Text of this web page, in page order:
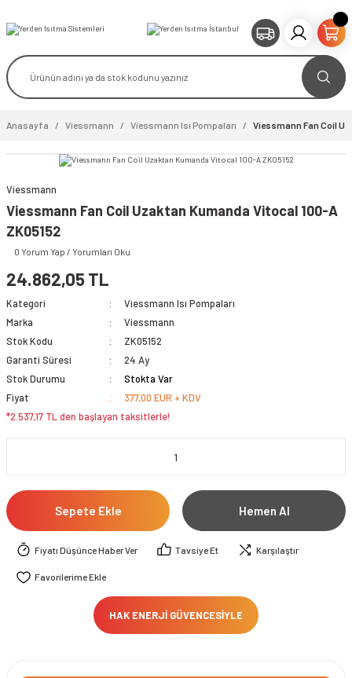
Anasayfa Viessmann Viessmann Isı Pompaları Viessmann Fan Coil
Viessmann
Viessmann Fan Coil Uzaktan Kumanda Vitocal 100-A
ZK05152
0 Yorum Yap / Yorumları Oku
24.862,05 TL
Kategori
Viessmann Isı Pompaları
Marka
Viessmann
Stok Kodu
ZK05152
Garanti Süresi
24 Ay
Stok Durumu
Stokta Var
Fiyat
377,00 EUR + KDV
*2.537,17 TL den başlayan taksitlerle!
Sepete Ekle Hemen Al
Fiyatı Düşünce Haber Ver Tavsiye Et Karşılaştır
HAK ENERJİ GÜVENCESİYLE